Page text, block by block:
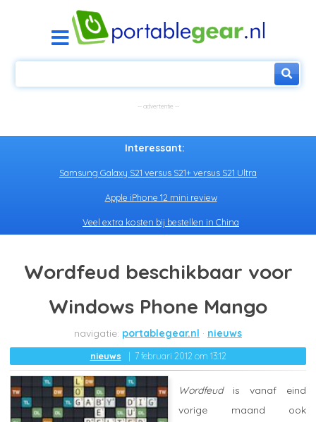
Interessant:
Samsung Galaxy S21 versus S21+ versus S21 Ultra
Apple iPhone 12 mini review
Veel extra kosten bij bestellen in China
Wordfeud beschikbaar voor
Windows Phone Mango
portablegear.nl nieuws
nieuws 7 februari 2012 om 13:12
Wordfeudis vanaf eind
vorige maand ook